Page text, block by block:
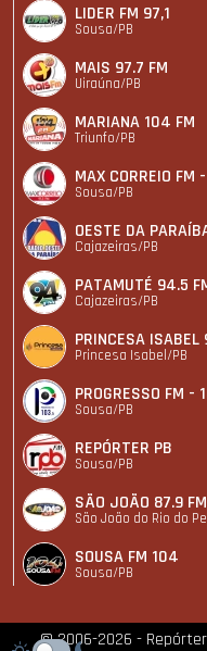
LIDER FM 97,1
Sousa/PB
MAIS 97.7 FM
Uiraúna/PB
MARIANA 104 FM
Triunfo/PB
MAX CORREIO FM
Sousa/PB
OESTE DA
Cajazeiras/PB
PATAMUTÉ 94.5
Cajazeiras/PB
PRINCESA ISABEL
Princesa Isabel/PB
PROGRESSO FM -
Sousa/PB
REPÓRTER PB
Sousa/PB
SÃO JOÃO 87.9 FM
São João do Rio do
SOUSA FM 104
Sousa/PB
© 2006-2026 -